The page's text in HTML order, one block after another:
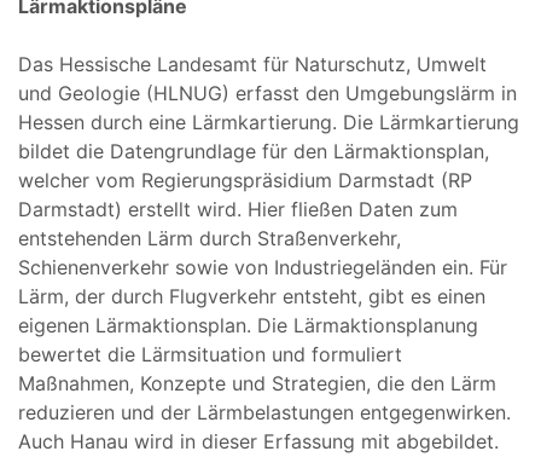
Lärmaktionspläne
Das Hessische Landesamt für Naturschutz, Umwelt
und Geologie (HLNUG) erfasst den Umgebungslärm in
Hessen durch eine Lärmkartierung. Die Lärmkartierung
bildet die Datengrundlage für den Lärmaktionsplan,
welcher vom Regierungspräsidium Darmstadt (RP
Darmstadt) erstellt wird. Hier fließen Daten zum
entstehenden Lärm durch Straßenverkehr,
Schienenverkehr sowie von Industriegeländen ein. Für
Lärm, der durch Flugverkehr entsteht, gibt es einen
eigenen Lärmaktionsplan. Die Lärmaktionsplanung
bewertet die Lärmsituation und formuliert
Maßnahmen, Konzepte und Strategien, die den Lärm
reduzieren und der Lärmbelastungen entgegenwirken.
Auch Hanau wird in dieser Erfassung mit abgebildet.